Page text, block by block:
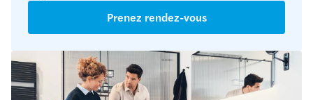
Prenez rendez-vous